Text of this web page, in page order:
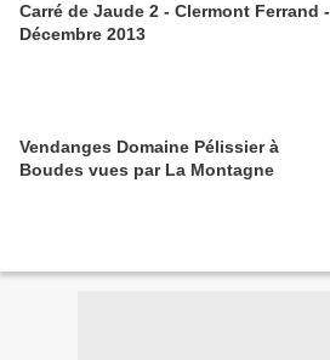
Carré de Jaude 2 - Clermont Ferrand -
Décembre 2013
Vendanges Domaine Pélissier à
Boudes vues par La Montagne